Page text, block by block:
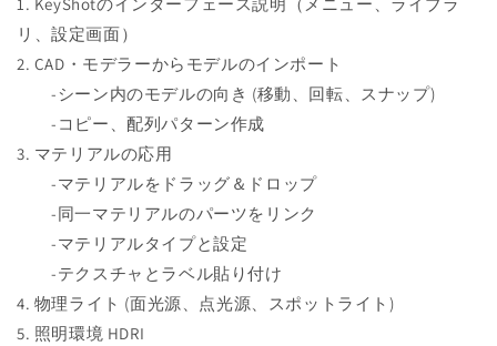
リ、設定画面）
2. CAD・モデラーからモデルのインポート
-シーン内のモデルの向き (移動、回転、スナップ)
-コピー、配列パターン作成
3. マテリアルの応用
-マテリアルをドラッグ＆ドロップ
-同一マテリアルのパーツをリンク
-マテリアルタイプと設定
-テクスチャとラベル貼り付け
4. 物理ライト (面光源、点光源、スポットライト)
5. 照明環境 HDRI